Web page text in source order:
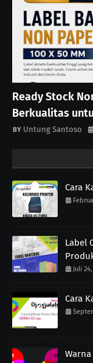
Ready Stock
Berkualitas
Untung Santoso
Cara
Label
Juli
Cara